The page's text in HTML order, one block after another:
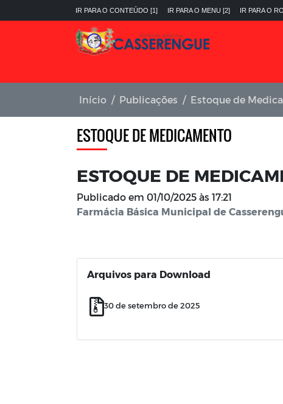
IR PARA O CONTEÚDO [1] IR PARA O MENU [2] IR PARA O
Início Publicações Estoque de
ESTOQUE DE MEDICAMENTO
ESTOQUE DE
Publicado em 01/10/2025 às 17:21
Farmácia Básica Municipal de
Arquivos para Download
30 de setembro de 2025